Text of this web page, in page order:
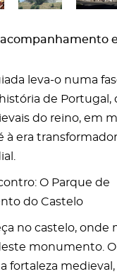
leva-o numa
de Portugal,
do reino, em
à era
O Parque de
do Castelo
no castelo, onde
monumento.
fortaleza medieval,